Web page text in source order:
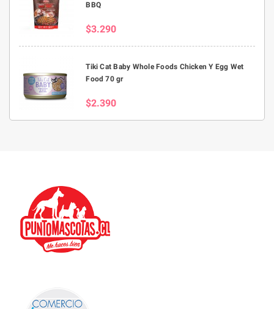
BBQ
$3.290
Tiki Cat Baby Whole Foods Chicken Y Egg Wet
Food 70 gr
$2.390